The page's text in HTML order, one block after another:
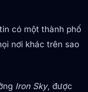
có một thành phố
nơi khác trên sao
Iron Sky, được